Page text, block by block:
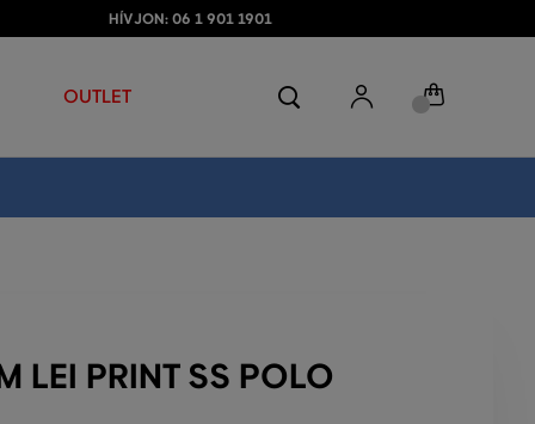
HÍVJON: 06 1 901 1901
OUTLET
LEI PRINT SS POLO